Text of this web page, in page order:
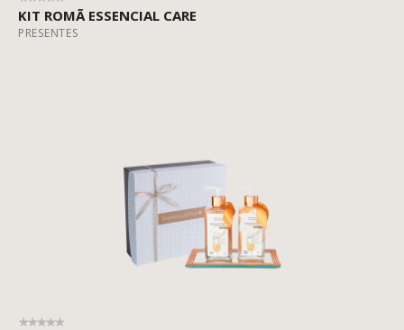
KIT ROMÃ ESSENCIAL CARE
PRESENTES